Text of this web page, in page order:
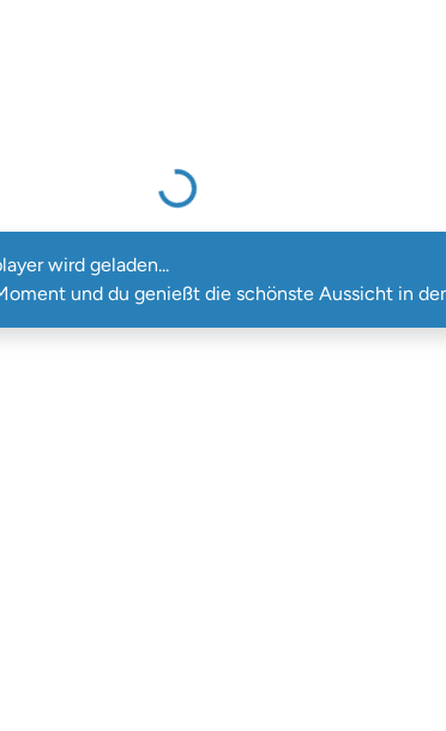
wird geladen...
wird geladen...
und du genießt die schönste Aussicht in